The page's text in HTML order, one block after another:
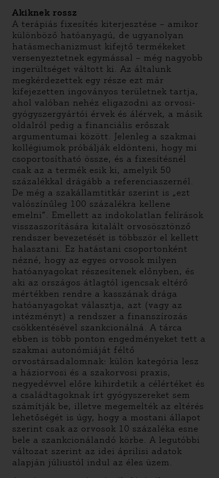
Akiknek rossz
A terápiás fixesítés kiterjesztése – amikor
különböző hatóanyagú, de ugyanolyan
hatásmechanizmust kifejtő termékeket
versenyeztetnek egymással – még nagyobb
ingerültséget váltott ki. Az általunk
megkérdezettek egy része ezt már
kifejezetten ingoványos területnek tartja,
ahol valóban nehéz eligazodni az orvosi-
gyógyszergyártói érvek és álérvek, a másik
oldalról pedig a financiális erőszak
argumentumai között. Jelenleg a szakmai
kollégiumok próbálják eldönteni, hogy mi
csoportosítható össze, és a fixesítésnél
csak az a termék esik ki, amelyik 50
százalékkal drágább a referenciaszernél.
De még a szakállamtitkár szerint is „ezt
valószínűleg 100 százalékra kellene
emelni”. Emellett az indokolatlan felírások
visszaszorítására kitalált orvosösztönző
rendszer bevezetését is többször el kellett
halasztani. Ez hatástani csoportonként
nézné, hogy az egyes orvosok milyen
hatóanyagokat részesítenek előnyben, és
aki az országos átlagtól igencsak eltérő
mértékben rendre a kasszának drága
hatóanyagokat választja, azt (vagy az
intézményt) a rendszer a finanszírozás
csökkentésével szankcionálná. A tárca
ebben is több ponton engedményeket tett a
szakmai autonómiáját féltő
orvostársadalomnak: külön kategória lesz
a háziorvosi és a szakorvosi praxis,
negyedévvel előre kihirdetik a célértéket és
a családtagoknak írt gyógyszereket sem
számítják be, illetve megemelték az eltérés
lehetőségét is úgy, hogy a mostani állapot
szerint csak az orvosok 10 százaléka esne
bele a szankcionálandó körbe. A legutóbbi
változat szerint az idei áprilisi adatok
alapján júliustól indul az éles üzem.